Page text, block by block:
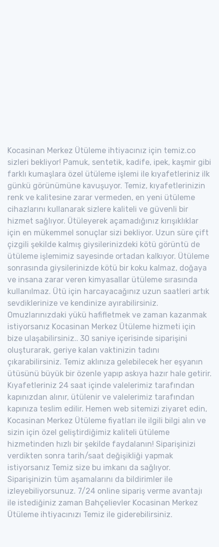
Kocasinan Merkez Ütüleme ihtiyacınız için temiz.co
sizleri bekliyor! Pamuk, sentetik, kadife, ipek, kaşmir gibi
farklı kumaşlara özel ütüleme işlemi ile kıyafetleriniz ilk
günkü görünümüne kavuşuyor. Temiz, kıyafetlerinizin
renk ve kalitesine zarar vermeden, en yeni ütüleme
cihazlarını kullanarak sizlere kaliteli ve güvenli bir
hizmet sağlıyor. Ütüleyerek açamadığınız kırışıklıklar
için en mükemmel sonuçlar sizi bekliyor. Uzun süre çift
çizgili şekilde kalmış giysilerinizdeki kötü görüntü de
ütüleme işlemimiz sayesinde ortadan kalkıyor. Ütüleme
sonrasında giysilerinizde kötü bir koku kalmaz, doğaya
ve insana zarar veren kimyasallar ütüleme sırasında
kullanılmaz. Ütü için harcayacağınız uzun saatleri artık
sevdiklerinize ve kendinize ayırabilirsiniz.
Omuzlarınızdaki yükü hafifletmek ve zaman kazanmak
istiyorsanız Kocasinan Merkez Ütüleme hizmeti için
bize ulaşabilirsiniz.. 30 saniye içerisinde siparişini
oluşturarak, geriye kalan vaktinizin tadını
çıkarabilirsiniz. Temiz aklınıza gelebilecek her eşyanın
ütüsünü büyük bir özenle yapıp askıya hazır hale getirir.
Kıyafetleriniz 24 saat içinde valelerimiz tarafından
kapınızdan alınır, ütülenir ve valelerimiz tarafından
kapınıza teslim edilir. Hemen web sitemizi ziyaret edin,
Kocasinan Merkez Ütüleme fiyatları ile ilgili bilgi alın ve
sizin için özel geliştirdiğimiz kaliteli ütüleme
hizmetinden hızlı bir şekilde faydalanın! Siparişinizi
verdikten sonra tarih/saat değişikliği yapmak
istiyorsanız Temiz size bu imkanı da sağlıyor.
Siparişinizin tüm aşamalarını da bildirimler ile
izleyebiliyorsunuz. 7/24 online sipariş verme avantajı
ile istediğiniz zaman Bahçelievler Kocasinan Merkez
Ütüleme ihtiyacınızı Temiz ile giderebilirsiniz.